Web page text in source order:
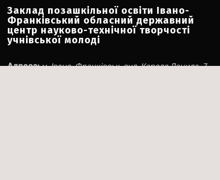
Заклад позашкільної освіти Івано-
Франківський обласний державний
центр науково-технічної творчості
учнівської молоді
Адреса: м. Івано-Франківськ, вул. Короля Данила, 7